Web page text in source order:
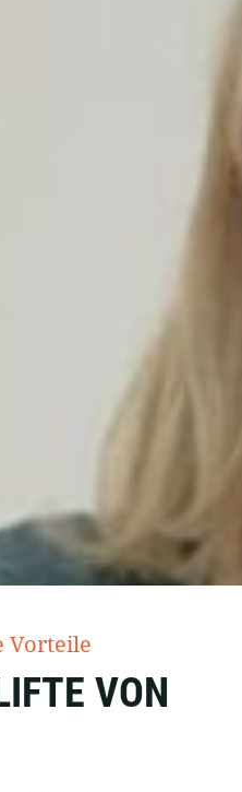
Vorteile
VON